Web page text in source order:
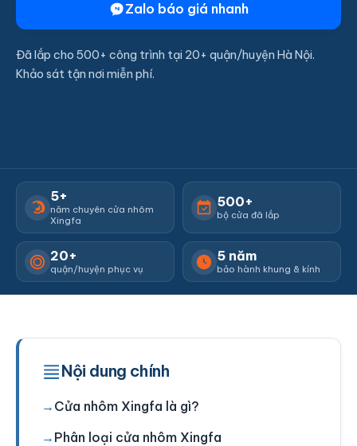
Zalo báo giá nhanh
Đã lắp cho 500+ công trình tại 20+ quận/huyện Hà Nội.
Khảo sát tận nơi miễn phí.
5+
năm chuyên cửa nhôm
Xingfa
500+
bộ cửa đã lắp
20+
quận/huyện phục vụ
5 năm
bảo hành khung & kính
Nội dung chính
Cửa nhôm Xingfa là gì?
Phân loại cửa nhôm Xingfa